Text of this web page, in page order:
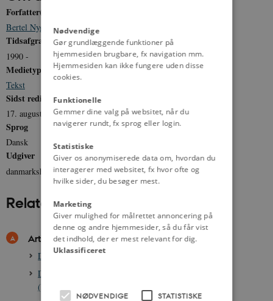
Forfatter(e)
Bertel Nygaard
Tidsafgrænsning
1990 -
Medietype
Tekst
Sidst redigeret
17. august 2011
Sprog
Dansk
Udgiver
danmarkshistorien.dk
Relateret indhold
Artikler
Danmarks Kommunistiske Parti, 1919-1989
Danmarks Kommunistiske Parti/ Marxister-Leninister
(DKP/ML), 1978-
Nødvendige
Gør grundlæggende funktioner på
hjemmesiden brugbare, fx navigation mm.
Hjemmesiden kan ikke fungere uden disse
cookies.
Funktionelle
Gemmer dine valg på websitet, når du
navigerer rundt, fx sprog eller login.
Statistiske
Giver os anonymiserede data om, hvordan du
interagerer med websitet, fx hvor ofte og
hvilke sider, du besøger mest.
Marketing
Giver mulighed for målrettet annoncering på
denne og andre hjemmesider, så du får vist
det indhold, der er mest relevant for dig.
Uklassificeret
NØDVENDIGE STATISTISKE